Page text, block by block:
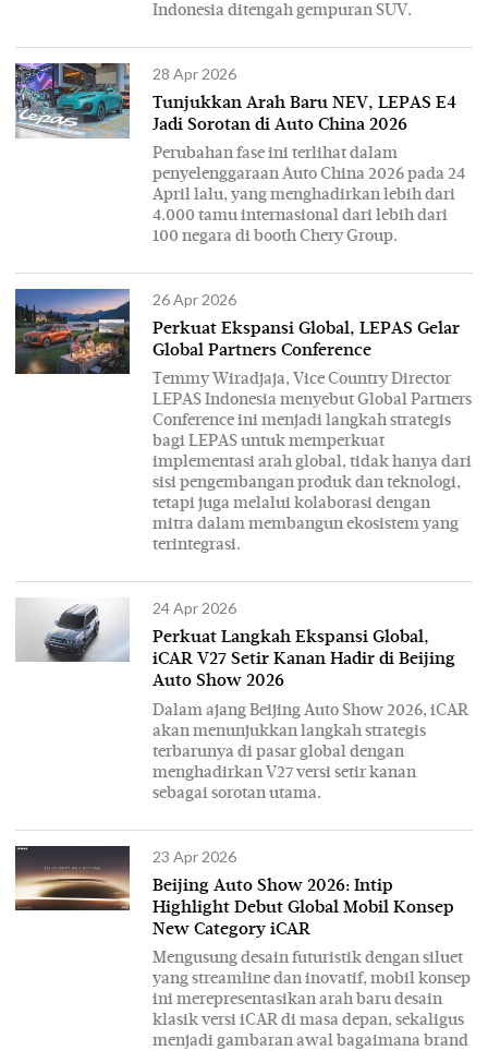
Indonesia ditengah gempuran SUV.
28 Apr 2026
Tunjukkan Arah Baru NEV, LEPAS E4
Jadi Sorotan di Auto China 2026
Perubahan fase ini terlihat dalam
penyelenggaraan Auto China 2026 pada 24
April lalu, yang menghadirkan lebih dari
4.000 tamu internasional dari lebih dari
100 negara di booth Chery Group.
26 Apr 2026
Perkuat Ekspansi Global, LEPAS Gelar
Global Partners Conference
Temmy Wiradjaja, Vice Country Director
LEPAS Indonesia menyebut Global Partners
Conference ini menjadi langkah strategis
bagi LEPAS untuk memperkuat
implementasi arah global, tidak hanya dari
sisi pengembangan produk dan teknologi,
tetapi juga melalui kolaborasi dengan
mitra dalam membangun ekosistem yang
terintegrasi.
24 Apr 2026
Perkuat Langkah Ekspansi Global,
iCAR V27 Setir Kanan Hadir di Beijing
Auto Show 2026
Dalam ajang Beijing Auto Show 2026, iCAR
akan menunjukkan langkah strategis
terbarunya di pasar global dengan
menghadirkan V27 versi setir kanan
sebagai sorotan utama.
23 Apr 2026
Beijing Auto Show 2026: Intip
Highlight Debut Global Mobil Konsep
New Category iCAR
Mengusung desain futuristik dengan siluet
yang streamline dan inovatif, mobil konsep
ini merepresentasikan arah baru desain
klasik versi iCAR di masa depan, sekaligus
menjadi gambaran awal bagaimana brand